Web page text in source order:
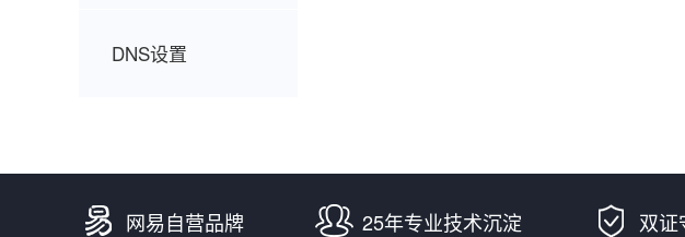
DNS设置
网易自营品牌 25年专业技术沉淀 双证